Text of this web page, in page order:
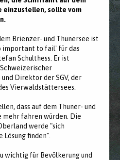
einzustellen, sollte vom
Brienzer- und Thunersee ist
important to fail' für das
Schulthess. Er ist
Direktor der SGV, der
Vierwaldstättersees.
dass auf dem Thuner- und
mehr fahren würden. Die
werde "sich
Lösung finden".
wichtig für Bevölkerung und